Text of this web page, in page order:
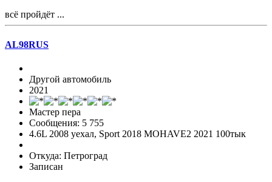
всё пройдёт ...
AL98RUS
Другой автомобиль
2021
Мастер пера
Сообщения: 5 755
4.6L 2008 уехал, Sport 2018 MOHAVE2 2021 100тык
Откуда: Петроград
Записан